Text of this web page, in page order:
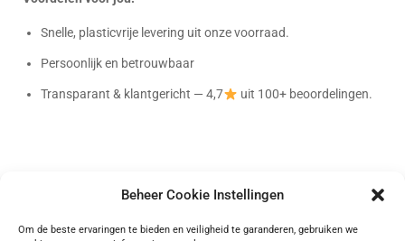
Beheer Cookie Instellingen
Om de beste ervaringen te bieden en veiligheid te garanderen, gebruiken we
Snelle, plasticvrije levering uit onze voorraad.
Persoonlijk en betrouwbaar
Transparant & klantgericht — 4,7 uit 100+ beoordelingen.
Bag-again